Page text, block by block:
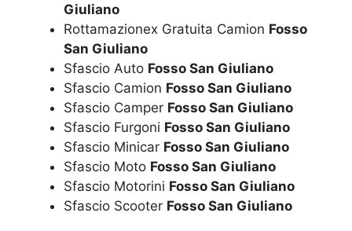
Giuliano
Rottamazionex Gratuita Camion Fosso
San Giuliano
Sfascio Auto Fosso San Giuliano
Sfascio Camion Fosso San Giuliano
Sfascio Camper Fosso San Giuliano
Sfascio Furgoni Fosso San Giuliano
Sfascio Minicar Fosso San Giuliano
Sfascio Moto Fosso San Giuliano
Sfascio Motorini Fosso San Giuliano
Sfascio Scooter Fosso San Giuliano